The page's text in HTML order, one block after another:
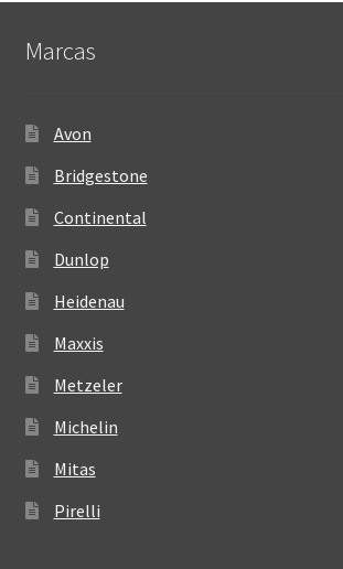
Marcas
Avon
Bridgestone
Continental
Dunlop
Heidenau
Maxxis
Metzeler
Michelin
Mitas
Pirelli